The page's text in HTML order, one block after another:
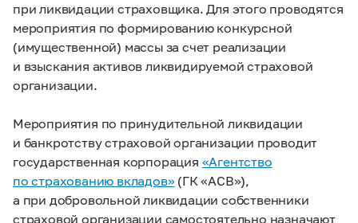
при ликвидации страховщика. Для этого проводятся
мероприятия по формированию конкурсной
(имущественной) массы за счет реализации
и взыскания активов ликвидируемой страховой
организации.
Мероприятия по принудительной ликвидации
и банкротству страховой организации проводит
государственная корпорация «Агентство
по страхованию вкладов»(ГК «АСВ»),
а при добровольной ликвидации собственники
страховой организации самостоятельно назначают